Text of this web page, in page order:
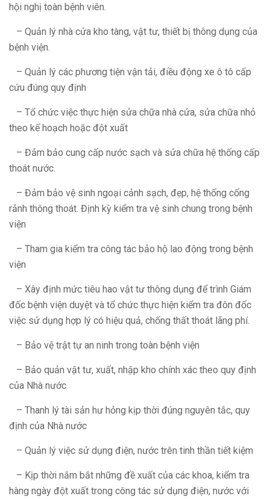
hội nghị toàn bệnh viên.
– Quản lý nhà cửa kho tàng, vật tư, thiết bị thông dụng của
bệnh viện.
– Quản lý các phương tiện vận tải, điều động xe ô tô cấp
cứu đúng quy định
– Tổ chức việc thực hiện sửa chữa nhà cửa, sửa chữa nhỏ
theo kế hoạch hoặc đột xuất
– Đảm bảo cung cấp nước sạch và sửa chữa hệ thống cấp
thoát nước.
– Đảm bảo vệ sinh ngoại cảnh sạch, đẹp, hệ thống cống
rảnh thông thoát. Định kỳ kiểm tra vệ sinh chung trong bệnh
viện
– Tham gia kiểm tra công tác bảo hộ lao động trong bệnh
viện
– Xây định mức tiêu hao vật tư thông dụng để trình Giám
đốc bệnh viện duyệt và tổ chức thực hiện kiểm tra đôn đốc
việc sử dụng hợp lý có hiệu quả, chống thất thoát lãng phí.
– Bảo vệ trật tự an ninh trong toàn bệnh viện
– Bảo quản vật tư, xuất, nhập kho chính xác theo quy định
của Nhà nước
– Thanh lý tài sản hư hỏng kịp thời đúng nguyên tắc, quy
định của Nhà nước
– Quản lý việc sử dụng điện, nước trên tinh thần tiết kiệm
– Kịp thời nắm bắt những đề xuất của các khoa, kiểm tra
hàng ngày đột xuất trong công tác sử dụng điện, nước với